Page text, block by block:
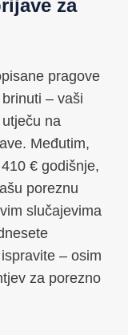
za
pragove
– vaši
na
Međutim,
€ godišnje,
poreznu
slučajevima
– osim
za porezno